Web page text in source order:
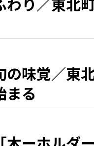
味覚／東
まる